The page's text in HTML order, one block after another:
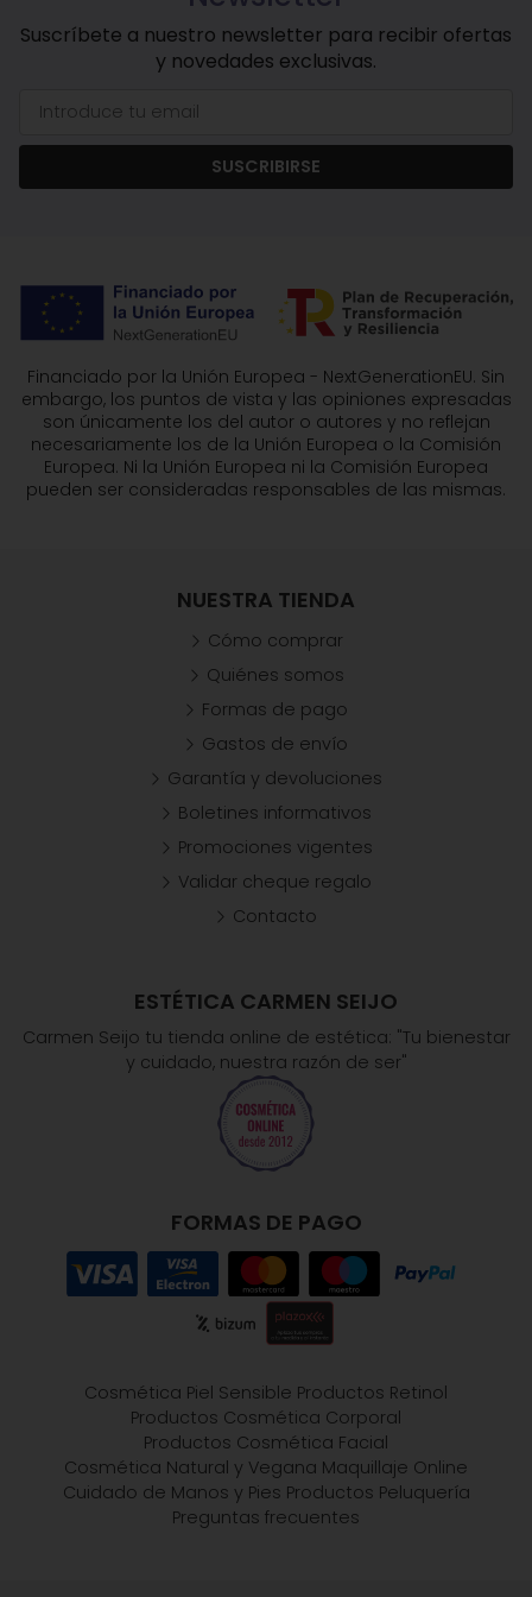
Suscríbete a nuestro newsletter para recibir ofertas
y novedades exclusivas.
SUSCRIBIRSE
Financiado por la Unión Europea - NextGenerationEU. Sin
embargo, los puntos de vista y las opiniones expresadas
son únicamente los del autor o autores y no reflejan
necesariamente los de la Unión Europea o la Comisión
Europea. Ni la Unión Europea ni la Comisión Europea
pueden ser consideradas responsables de las mismas.
ESTÉTICA CARMEN SEIJO
Carmen Seijo tu tienda online de estética: "Tu bienestar
y cuidado, nuestra razón de ser"
FORMAS DE PAGO
NUESTRA TIENDA
Cómo comprar
Quiénes somos
Formas de pago
Gastos de envío
Garantía y devoluciones
Boletines informativos
Promociones vigentes
Validar cheque regalo
Contacto
Cosmética Piel Sensible Productos Retinol
Productos Cosmética Corporal
Productos Cosmética Facial
Cosmética Natural y Vegana Maquillaje Online
Cuidado de Manos y Pies Productos Peluquería
Preguntas frecuentes